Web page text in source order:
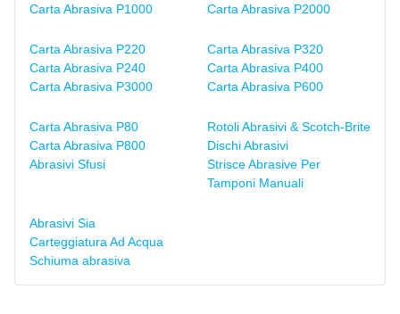
Carta Abrasiva P1000 Carta Abrasiva P2000
Carta Abrasiva P220
Carta Abrasiva P240
Carta Abrasiva P3000
Carta Abrasiva P320
Carta Abrasiva P400
Carta Abrasiva P600
Carta Abrasiva P80
Carta Abrasiva P800
Abrasivi Sfusi
Rotoli Abrasivi & Scotch-Brite
Dischi Abrasivi
Strisce Abrasive Per
Tamponi Manuali
Abrasivi Sia
Carteggiatura Ad Acqua
Schiuma abrasiva